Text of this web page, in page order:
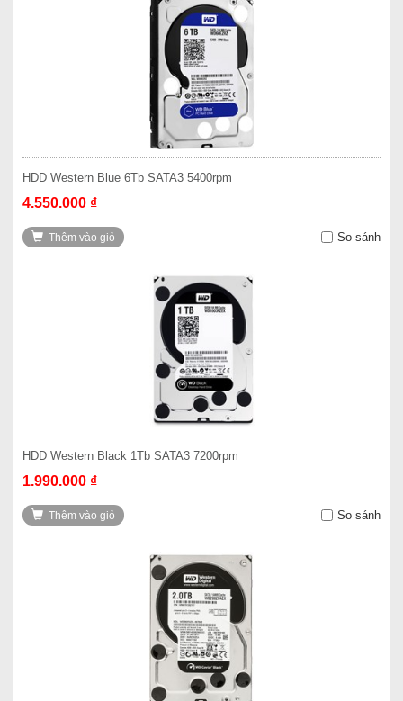
HDD Western Blue 6Tb SATA3 5400rpm
4.550.000 ₫
Thêm vào giỏ So sánh
HDD Western Black 1Tb SATA3 7200rpm
1.990.000 ₫
Thêm vào giỏ So sánh